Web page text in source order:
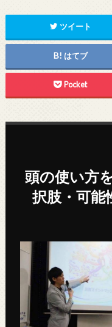
ツイート
はてブ
Pocket
頭の使い方
択肢・可能